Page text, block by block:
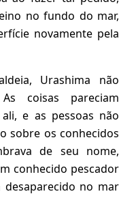
no fundo do mar,
novamente pela
Urashima não
coisas pareciam
e as pessoas não
sobre os conhecidos
de seu nome,
conhecido pescador
desaparecido no mar